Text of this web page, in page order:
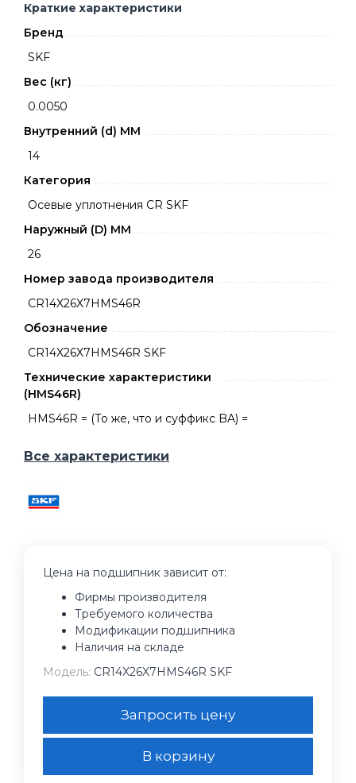
Краткие характеристики
Бренд
SKF
Вес (кг)
0.0050
Внутренний (d) ММ
14
Категория
Осевые уплотнения CR SKF
Наружный (D) ММ
26
Номер завода производителя
CR14X26X7HMS46R
Обозначение
CR14X26X7HMS46R SKF
Технические характеристики
(HMS46R)
HMS46R = (То же, что и суффикс BA) =
Все характеристики
Цена на подшипник зависит от:
Фирмы производителя
Требуемого количества
Модификации подшипника
Наличия на складе
Модель: CR14X26X7HMS46R SKF
Запросить цену
В корзину